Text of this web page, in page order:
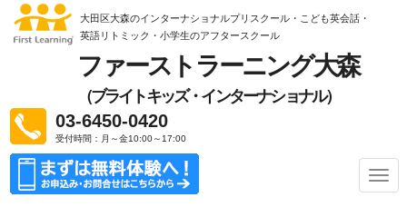
大田区大森のインターナショナルプリスクール・こども英会話・
英語リトミック ・小学生のアフタースクール
ファーストラーニング大森
（ブライトキッズ・インターナショナル）
03-6450-0420
受付時間：月～金10:00～17:00
ナ
ビ